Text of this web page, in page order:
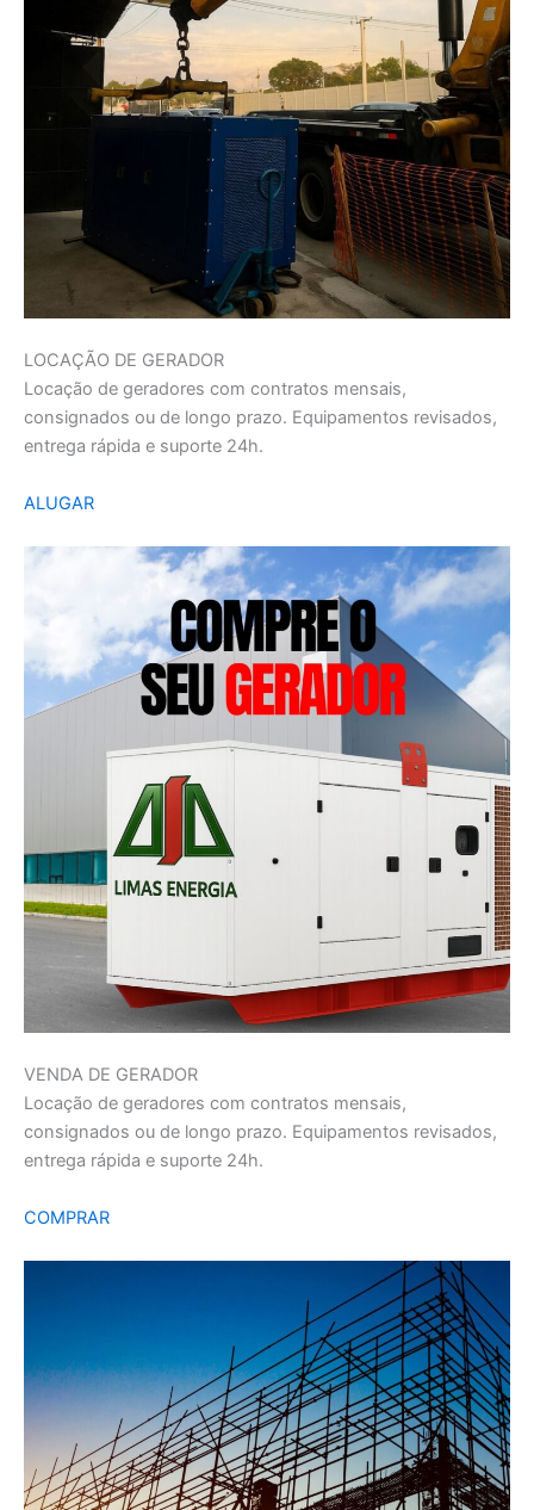
LOCAÇÃO DE GERADOR
Locação de geradores com contratos mensais,
consignados ou de longo prazo. Equipamentos revisados,
entrega rápida e suporte 24h.
ALUGAR
VENDA DE GERADOR
Locação de geradores com contratos mensais,
consignados ou de longo prazo. Equipamentos revisados,
entrega rápida e suporte 24h.
COMPRAR